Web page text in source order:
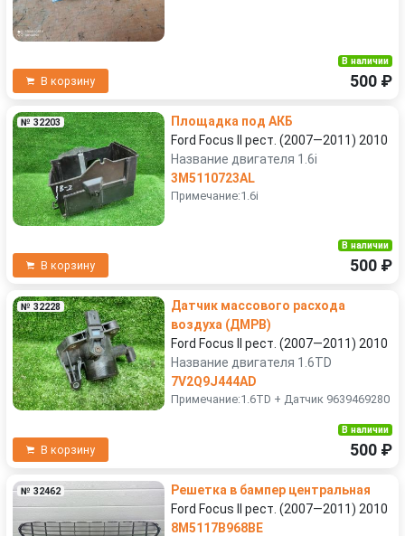
В корзину
В наличии
500 ₽
№ 32203
Площадка под АКБ
Ford Focus II рест. (2007—2011) 2010
Название двигателя 1.6i
3M5110723AL
Примечание:1.6i
В корзину
В наличии
500 ₽
№ 32228
Датчик массового расхода
воздуха (ДМРВ)
Ford Focus II рест. (2007—2011) 2010
Название двигателя 1.6TD
7V2Q9J444AD
Примечание:1.6TD + Датчик 9639469280
В корзину
В наличии
500 ₽
№ 32462
Решетка в бампер центральная
Ford Focus II рест. (2007—2011) 2010
8M5117B968BE